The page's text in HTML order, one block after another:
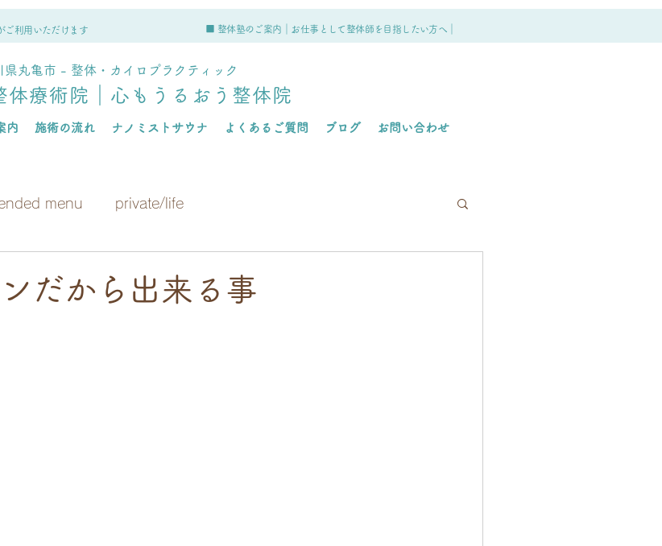
お仕事として整体師を目指したい方へ｜
■ 整体塾のご案内｜
ご利用いただけます
県丸亀市 - 整体・カイロプラクティック
体療術院｜心もうるおう整体院
内 施術の流れ ナノミストサウナ よくあるご質問 ブログ お問い合わせ
menu private/life
だから出来る事